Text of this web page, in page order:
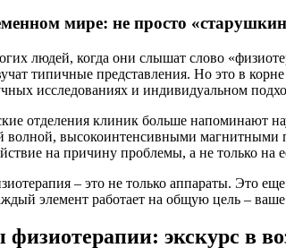
мире: не просто
людей, когда они слышат слово
типичные представления. Но это в
исследованиях и индивидуальном
отделения клиник больше напоминают
волной, высокоинтенсивными магнитными
на причину проблемы, а не только на
– это не только аппараты. Это
элемент работает на общую цель –
экскурс в